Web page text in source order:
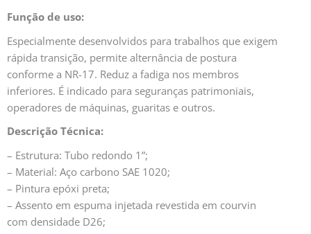
Função de uso:
Especialmente desenvolvidos para trabalhos que exigem
rápida transição, permite alternância de postura
conforme a NR-17. Reduz a fadiga nos membros
inferiores. É indicado para seguranças patrimoniais,
operadores de máquinas, guaritas e outros.
Descrição Técnica:
– Estrutura: Tubo redondo 1”;
– Material: Aço carbono SAE 1020;
– Pintura epóxi preta;
– Assento em espuma injetada revestida em courvin
com densidade D26;